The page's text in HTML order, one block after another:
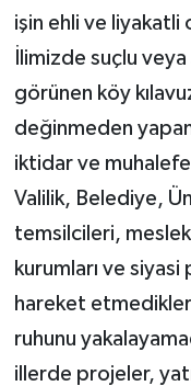
işin ehli ve liyakatli
İlimizde suçlu
görünen köy
değinmeden
iktidar ve
Valilik, Belediye,
temsilcileri,
kurumları ve
hareket
ruhunu
illerde projeler,